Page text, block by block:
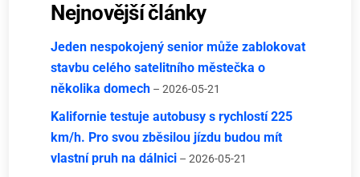
Nejnovější články
Jeden nespokojený senior může zablokovat
stavbu celého satelitního městečka o
několika domech – 2026-05-21
Kalifornie testuje autobusy s rychlostí 225
km/h. Pro svou zběsilou jízdu budou mít
vlastní pruh na dálnici – 2026-05-21